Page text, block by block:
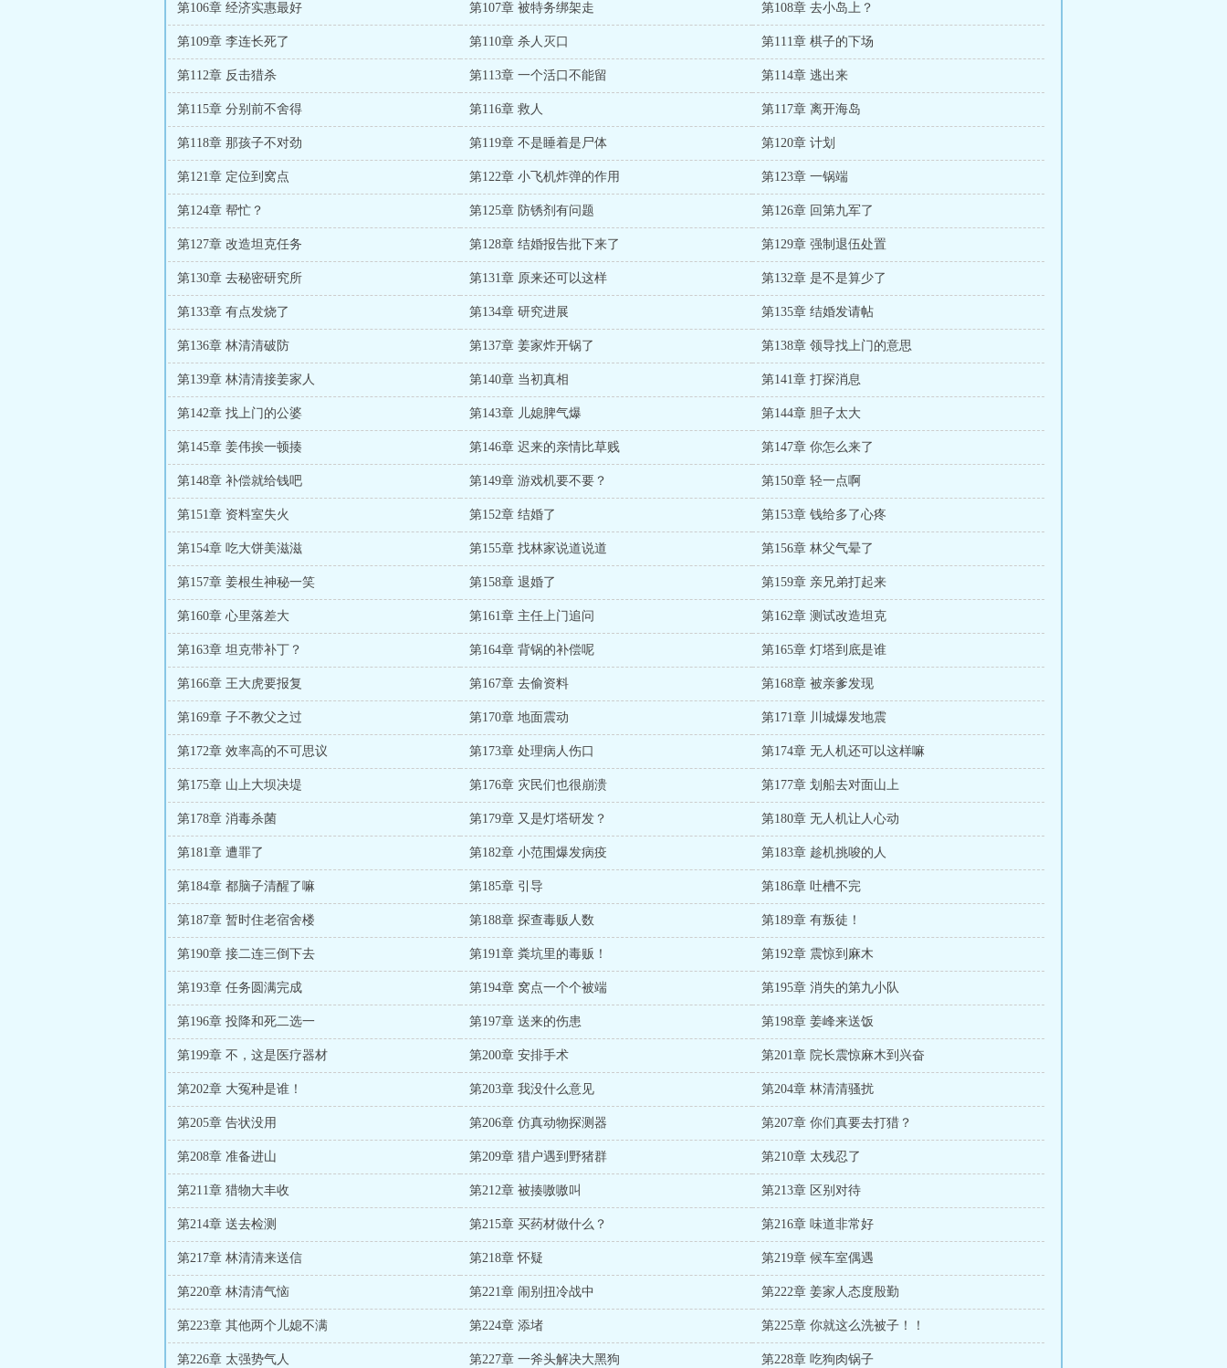
第106章 经济实惠最好 第107章 被特务绑架走 第108章 去小岛上？
第109章 李连长死了 第110章 杀人灭口 第111章 棋子的下场
第112章 反击猎杀 第113章 一个活口不能留 第114章 逃出来
第115章 分别前不舍得 第116章 救人 第117章 离开海岛
第118章 那孩子不对劲 第119章 不是睡着是尸体 第120章 计划
第121章 定位到窝点 第122章 小飞机炸弹的作用 第123章 一锅端
第124章 帮忙？ 第125章 防锈剂有问题 第126章 回第九军了
第127章 改造坦克任务 第128章 结婚报告批下来了 第129章 强制退伍处置
第130章 去秘密研究所 第131章 原来还可以这样 第132章 是不是算少了
第133章 有点发烧了 第134章 研究进展 第135章 结婚发请帖
第136章 林清清破防 第137章 姜家炸开锅了 第138章 领导找上门的意思
第139章 林清清接姜家人 第140章 当初真相 第141章 打探消息
第142章 找上门的公婆 第143章 儿媳脾气爆 第144章 胆子太大
第145章 姜伟挨一顿揍 第146章 迟来的亲情比草贱 第147章 你怎么来了
第148章 补偿就给钱吧 第149章 游戏机要不要？ 第150章 轻一点啊
第151章 资料室失火 第152章 结婚了 第153章 钱给多了心疼
第154章 吃大饼美滋滋 第155章 找林家说道说道 第156章 林父气晕了
第157章 姜根生神秘一笑 第158章 退婚了 第159章 亲兄弟打起来
第160章 心里落差大 第161章 主任上门追问 第162章 测试改造坦克
第163章 坦克带补丁？ 第164章 背锅的补偿呢 第165章 灯塔到底是谁
第166章 王大虎要报复 第167章 去偷资料 第168章 被亲爹发现
第169章 子不教父之过 第170章 地面震动 第171章 川城爆发地震
第172章 效率高的不可思议 第173章 处理病人伤口 第174章 无人机还可以这样嘛
第175章 山上大坝决堤 第176章 灾民们也很崩溃 第177章 划船去对面山上
第178章 消毒杀菌 第179章 又是灯塔研发？ 第180章 无人机让人心动
第181章 遭罪了 第182章 小范围爆发病疫 第183章 趁机挑唆的人
第184章 都脑子清醒了嘛 第185章 引导 第186章 吐槽不完
第187章 暂时住老宿舍楼 第188章 探查毒贩人数 第189章 有叛徒！
第190章 接二连三倒下去 第191章 粪坑里的毒贩！ 第192章 震惊到麻木
第193章 任务圆满完成 第194章 窝点一个个被端 第195章 消失的第九小队
第196章 投降和死二选一 第197章 送来的伤患 第198章 姜峰来送饭
第199章 不，这是医疗器材 第200章 安排手术 第201章 院长震惊麻木到兴奋
第202章 大冤种是谁！ 第203章 我没什么意见 第204章 林清清骚扰
第205章 告状没用 第206章 仿真动物探测器 第207章 你们真要去打猎？
第208章 准备进山 第209章 猎户遇到野猪群 第210章 太残忍了
第211章 猎物大丰收 第212章 被揍嗷嗷叫 第213章 区别对待
第214章 送去检测 第215章 买药材做什么？ 第216章 味道非常好
第217章 林清清来送信 第218章 怀疑 第219章 候车室偶遇
第220章 林清清气恼 第221章 闹别扭冷战中 第222章 姜家人态度殷勤
第223章 其他两个儿媳不满 第224章 添堵 第225章 你就这么洗被子！！
第226章 太强势气人 第227章 一斧头解决大黑狗 第228章 吃狗肉锅子